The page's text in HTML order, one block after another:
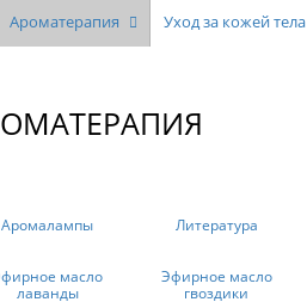
Ароматерапия Уход за кожей тела
Аромалампы Литература
масло
лаванды
Эфирное масло
гвоздики